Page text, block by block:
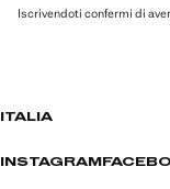
Iscrivendoti confermi di
ITALIA
INSTAGRAM